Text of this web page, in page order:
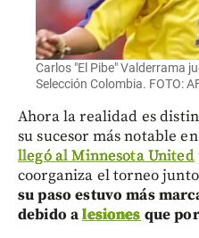
Carlos "El Pibe" Valderrama
Selección Colombia. FOTO:
Ahora la realidad es
su sucesor más notable
llegó al Minnesota United
coorganiza el torneo
su paso estuvo más
debido alesiones que